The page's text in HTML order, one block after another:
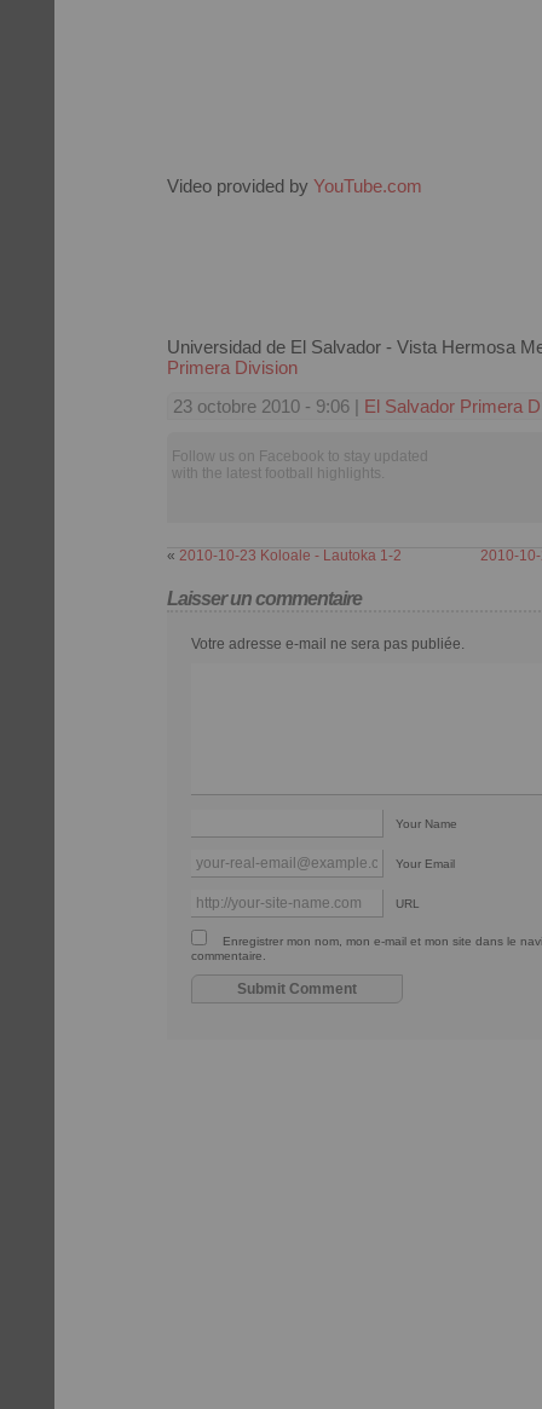
Video provided by YouTube.com
Universidad de El Salvador - Vista Hermosa
Primera Division
23 octobre 2010 - 9:06 | El Salvador Primera
Follow us on Facebook to stay updated
with the latest football highlights.
« 2010-10-23 Koloale - Lautoka 1-2 2010-
Laisser un commentaire
Votre adresse e-mail ne sera pas publiée.
Your Name
Your Email
URL
Enregistrer mon nom, mon e-mail et mon site dans le
commentaire.